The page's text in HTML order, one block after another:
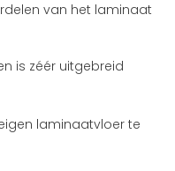
van het laminaat
is zéér uitgebreid
laminaatvloer te